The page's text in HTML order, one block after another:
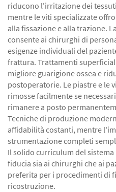
riducono l'irritazione dei
mentre le viti specializzate
alla fissazione e alla trazione.
consente ai chirurghi di
esigenze individuali del
frattura. Trattamenti
migliore guarigione ossea e
postoperatorie. Le piastre e le
rimosse facilmente se
rimanere a posto
Tecniche di produzione
affidabilità costanti, mentre
strumentazione completi
Il solido curriculum del
fiducia sia ai chirurghi che ai
preferita per i procedimenti di
ricostruzione.